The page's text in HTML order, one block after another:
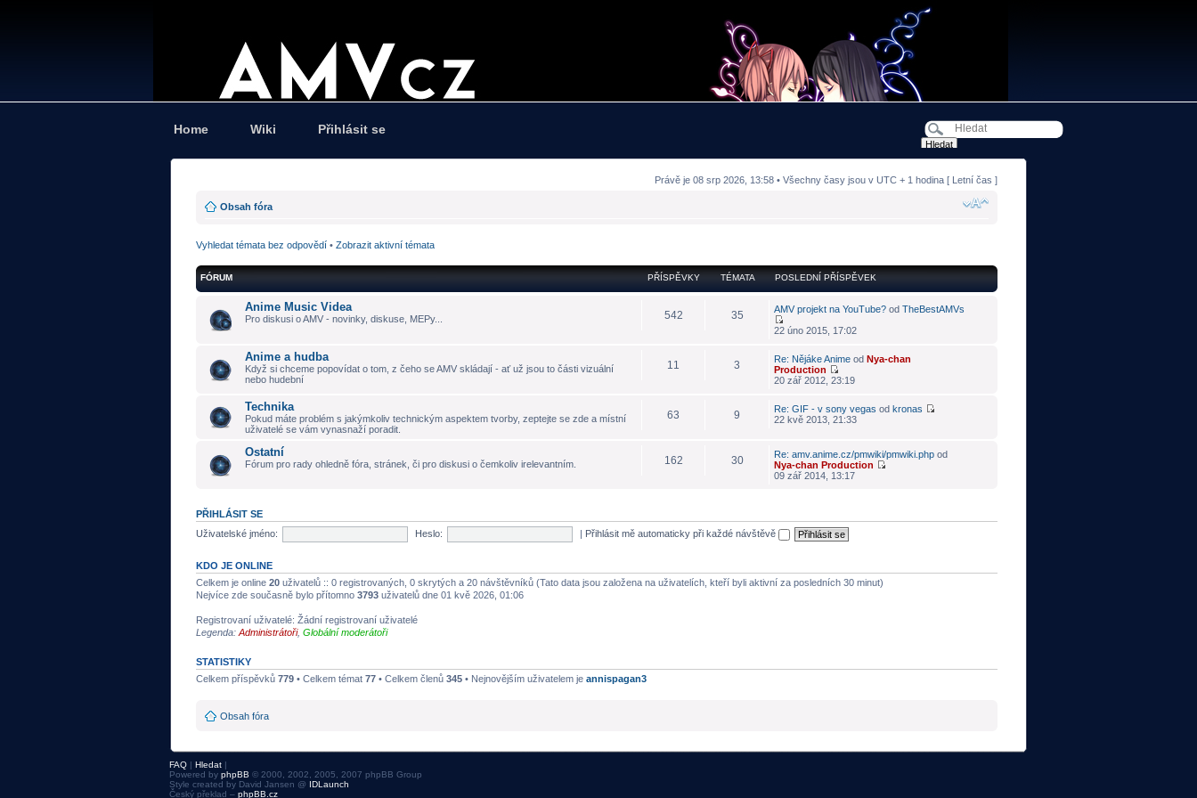
Home Wiki Přihlásit se
Právě je 08 srp 2026, 13:58 • Všechny časy jsou v UTC + 1 hodina [ Letní čas ]
Obsah fóra
Vyhledat témata bez odpovědí • Zobrazit aktivní témata
FÓRUM PŘÍSPĚVKY TÉMATA POSLEDNÍ PŘÍSPĚVEK
Anime Music Videa
Pro diskusi o AMV - novinky, diskuse, MEPy... 542 35 AMV projekt na YouTube?od TheBestAMVs
22 úno 2015, 17:02
Anime a hudba
Když si chceme popovídat o tom, z čeho se AMV skládají - ať už jsou to části vizuální
nebo hudební
11 3 Re: Nějáke Animeod Nya-chan
Production
20 zář 2012, 23:19
Technika
Pokud máte problém s jakýmkoliv technickým aspektem tvorby, zeptejte se zde a místní
uživatelé se vám vynasnaží poradit.
63 9 Re: GIF - v sony vegas od kronas
22 kvě 2013, 21:33
Ostatní
Fórum pro rady ohledně fóra, stránek, či pro diskusi o čemkoliv irelevantním. 162 30 Re: amv.anime.cz/pmwiki/pmwiki.phpod
Nya-chan Production
09 zář 2014, 13:17
PŘIHLÁSIT SE
Uživatelské jméno:
Heslo: | Přihlásit mě automaticky při každé návštěvě
KDO JE ONLINE
Celkem je online 20 uživatelů :: 0 registrovaných, 0 skrytých a 20 návštěvníků (Tato data jsou založena na uživatelích, kteří byli aktivní za posledních 30 minut)
Nejvíce zde současně bylo přítomno 3793 uživatelů dne 01 kvě 2026, 01:06
Registrovaní uživatelé: Žádní registrovaní uživatelé
Legenda: Administrátoři, Globální moderátoři
STATISTIKY
Celkem příspěvků 779 • Celkem témat 77 • Celkem členů 345 • Nejnovějším uživatelem je annispagan3
Obsah fóra
FAQ | Hledat |
Powered by phpBB © 2000, 2002, 2005, 2007 phpBB Group
Style created by David Jansen @ IDLaunch
Český překlad – phpBB.cz